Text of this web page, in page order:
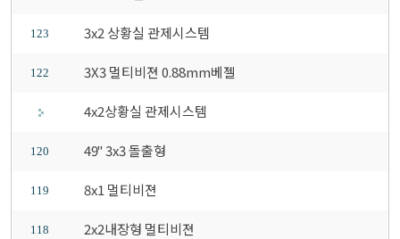
123 3x2 상황실 관제시스템
122 3X3 멀티비젼 0.88mm베젤
4x2상황실 관제시스템
120 49" 3x3 돌출형
119 8x1 멀티비젼
118 2x2내장형 멀티비젼